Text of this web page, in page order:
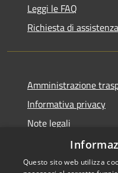
Leggi le FAQ
Richiesta di assistenza
Amministrazione
Informativa privacy
Note legali
Dichiarazione di
Questo sito web utilizza